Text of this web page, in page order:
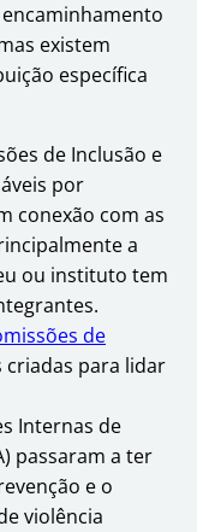
existem
específica
de Inclusão e
por
conexão com as
a
ou instituto tem
de
criadas para lidar
Internas de
passaram a ter
e o
violência